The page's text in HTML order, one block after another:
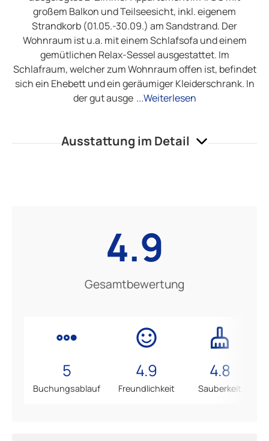
großem Balkon und Teilseesicht, inkl. eigenem
Strandkorb (01.05.-30.09.) am Sandstrand. Der
Wohnraum ist u.a. mit einem Schlafsofa und einem
gemütlichen Relax-Sessel ausgestattet. Im
Schlafraum, welcher zum Wohnraum offen ist, befindet
sich ein Ehebett und ein geräumiger Kleiderschrank. In
der gut ausge ...Weiterlesen
Ausstattung im Detail
4.9
Gesamtbewertung
5
Buchungsablauf
4.9
Freundlichkeit
4.8
Sauberkeit